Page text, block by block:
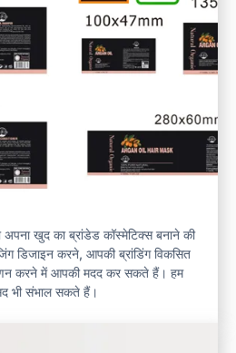
अपना खुद का ब्रांडेड कॉस्मेटिक्स बनाने की
डिजाइन करने, आपकी ब्रांडिंग विकसित
करने में आपकी मदद कर सकते हैं। हम
भी संभाल सकते हैं।